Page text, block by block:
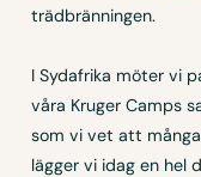
trädbränningen.
I Sydafrika möter vi
våra Kruger Camps
som vi vet att
lägger vi idag en hel